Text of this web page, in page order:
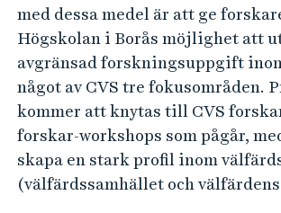
med dessa medel är att ge
Högskolan i Borås möjlighet att
avgränsad forskningsuppgift
något av CVS tre fokusområden.
kommer att knytas till CVS
forskar-workshops som pågår,
skapa en stark profil inom
(välfärdssamhället och